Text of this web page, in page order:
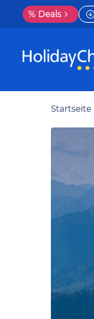
% Deals
Startseite